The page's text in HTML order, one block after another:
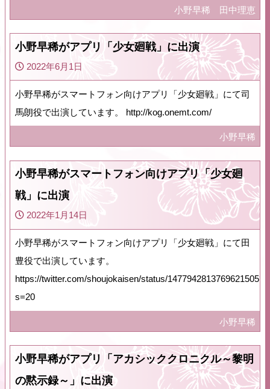
小野早稀 田中理恵
小野早稀がアプリ「少女廻戦」に出演
2022年6月1日
小野早稀がスマートフォン向けアプリ「少女廻戦」にて司
馬朗役で出演しています。 http://kog.onemt.com/
小野早稀
小野早稀がスマートフォン向けアプリ「少女廻
戦」に出演
2022年1月14日
小野早稀がスマートフォン向けアプリ「少女廻戦」にて田
豊役で出演しています。
https://twitter.com/shoujokaisen/status/1477942813769621505?
s=20
小野早稀
小野早稀がアプリ「アカシッククロニクル～黎明
の黙示録～」に出演